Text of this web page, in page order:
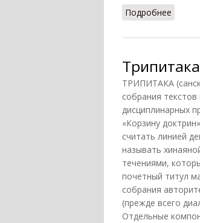
Подробнее
ТРИПИТАКА
собрания
дисциплинарных
«Корзину
считать линией
называть
течениями,
почетный титул
собрания
(прежде всего
Отдельные